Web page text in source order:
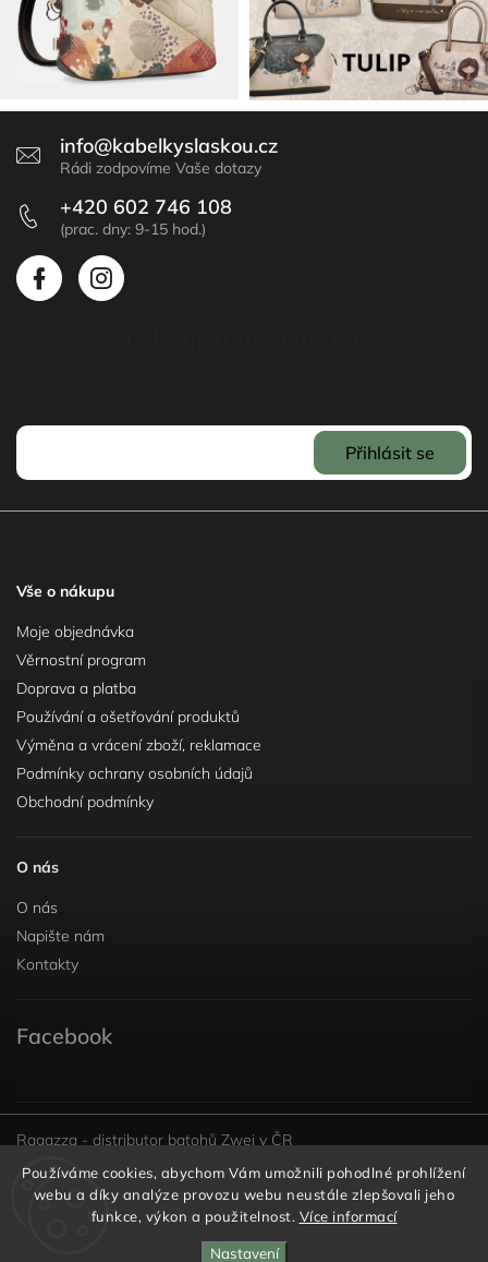
Používáme cookies, abychom Vám umožnili pohodlné prohlížení
webu a díky analýze provozu webu neustále zlepšovali jeho
funkce, výkon a použitelnost. Více informací
Nastavení
info@kabelkyslaskou.cz
+420 602 746 108
Přihlásit se
Vše o nákupu
Moje objednávka
Věrnostní program
Doprava a platba
Používání a ošetřování produktů
Výměna a vrácení zboží, reklamace
Podmínky ochrany osobních údajů
Obchodní podmínky
O nás
O nás
Napište nám
Kontakty
Facebook
Ragazza - distributor batohů Zwei v ČR
vyhrazena.